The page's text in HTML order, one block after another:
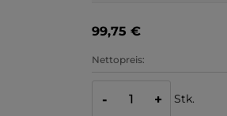
99,75 €
Nettopreis:
- + Stk.